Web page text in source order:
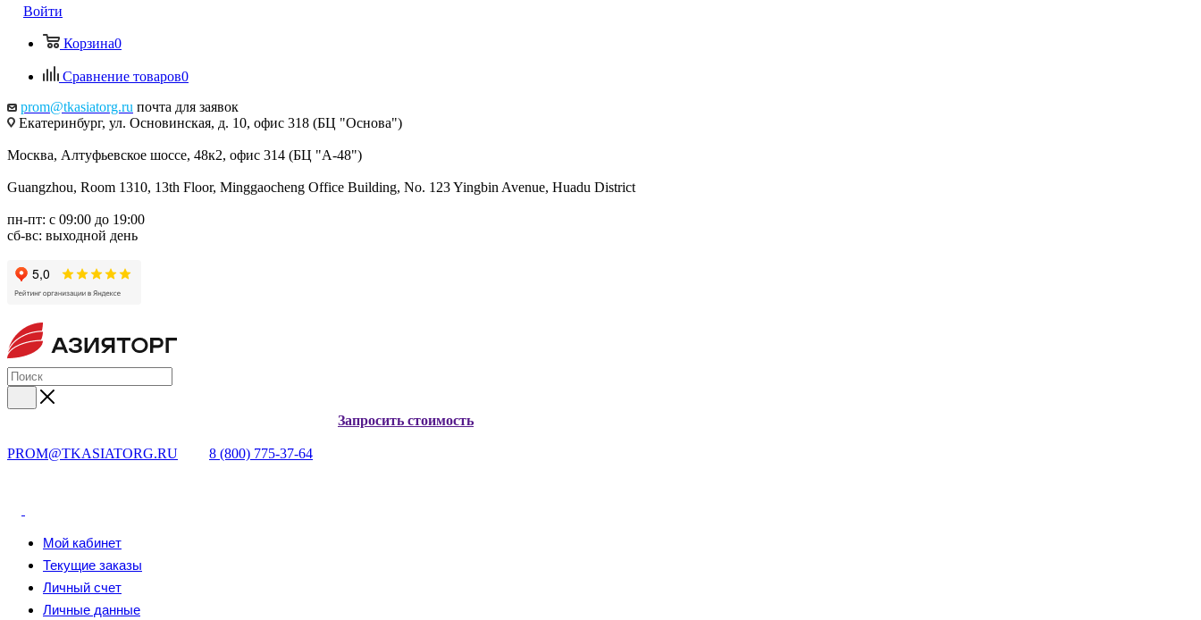
Войти
Корзина0
Сравнение товаров0
prom@tkasiatorg.ru почта для заявок
Екатеринбург, ул. Основинская, д. 10, офис 318 (БЦ "Основа")
Москва, Алтуфьевское шоссе, 48к2, офис 314 (БЦ "А-48")
Guangzhou, Room 1310, 13th Floor, Minggaocheng Office Building, No. 123 Yingbin Avenue, Huadu District
пн-пт: с 09:00 до 19:00
сб-вс: выходной день
PROM@TKASIATORG.RU 8 (800) 775-37-64
Запросить стоимость
Мой кабинет
Текущие заказы
Личный счет
Личные данные